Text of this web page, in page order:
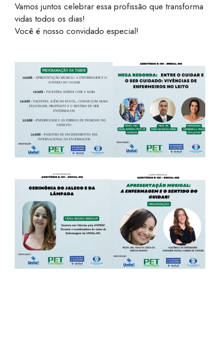
Vamos juntos celebrar essa profissão que transforma
vidas todos os dias!
Você é nosso convidado especial!